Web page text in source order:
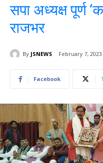
सपा अध्यक्ष पूर्ण
राजभर
By JSNEWS February 7, 2023
Facebook